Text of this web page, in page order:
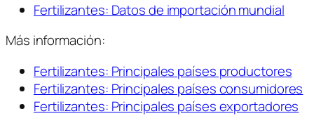
Fertilizantes: Datos de importación mundial
Más información:
Fertilizantes: Principales países productores
Fertilizantes: Principales países consumidores
Fertilizantes: Principales países exportadores